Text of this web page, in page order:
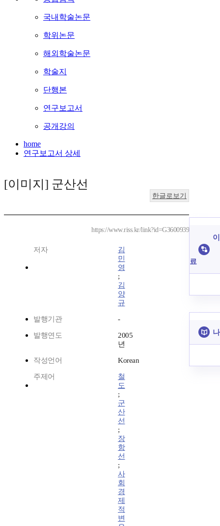
국내학술논문
학위논문
해외학술논문
학술지
단행본
연구보고서
공개강의
home
연구보고서 상세
[이미지] 군산선
한글로보기
https://www.riss.kr/link?id=G3600939
저자
김
민
영
;
김
양
규
발행기관 -
발행연도
2005
년
작성언어 Korean
주제어
철
도
;
군
산
선
;
장
항
선
;
사
회
경
제
적
변
료